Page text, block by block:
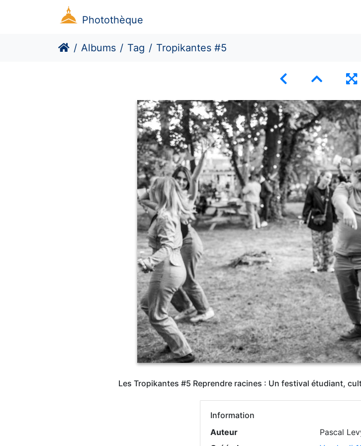
Photothèque
Albums Tag Tropikantes #5
Les Tropikantes #5 Reprendre racines : Un festival étudiant,
Information
Auteur
Pascal